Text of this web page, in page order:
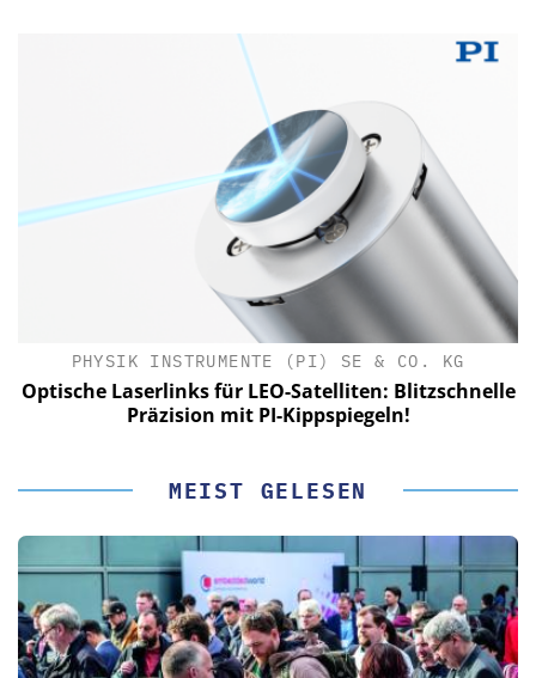
PHYSIK INSTRUMENTE (PI) SE & CO. KG
Optische Laserlinks für LEO-Satelliten: Blitzschnelle
Präzision mit PI-Kippspiegeln!
MEIST GELESEN